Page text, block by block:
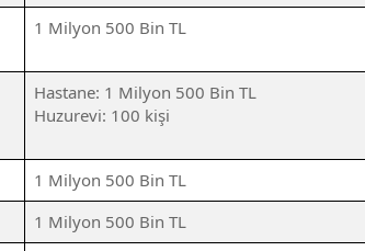
1 Milyon 500 Bin TL
Hastane: 1 Milyon 500 Bin TL
Huzurevi: 100 kişi
1 Milyon 500 Bin TL
1 Milyon 500 Bin TL